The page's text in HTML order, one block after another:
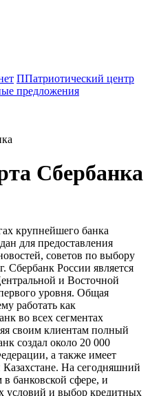
ППатриотический центр
предложения
Сбербанка
крупнейшего банка
для предоставления
советов по выбору
Сбербанк России является
и Восточной
уровня. Общая
работать как
во всех сегментах
своим клиентам полный
создал около 20 000
а также имеет
На сегодняшний
в банковской сфере, и
условий и выбор кредитных